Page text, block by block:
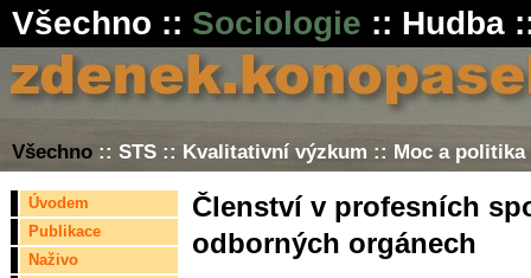
Všechno :: Sociologie :: Hudba
Všechno :: STS :: Kvalitativní výzkum :: Moc a politika
Úvodem
Publikace
Naživo
Členství v profesních
odborných orgánech